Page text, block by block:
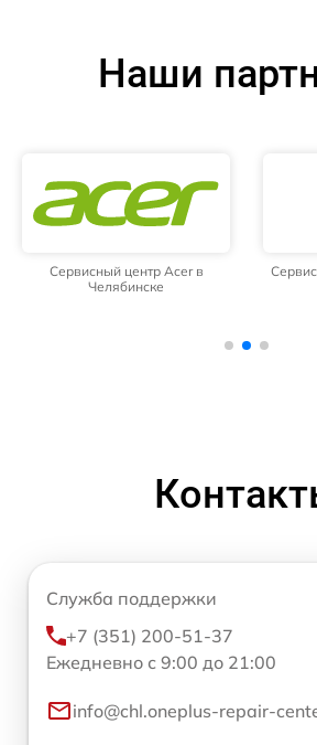
Наши
Сервисный центр Acer в
Челябинске
Служба поддержки
+7 (351) 200-51-37
Ежедневно с 9:00 до 21:00
info@chl.oneplus-repair-